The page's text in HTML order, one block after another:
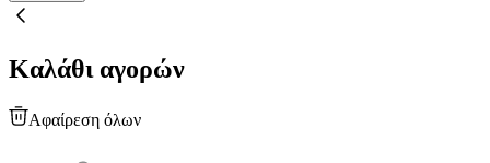
Καλάθι αγορών
Αφαίρεση όλων